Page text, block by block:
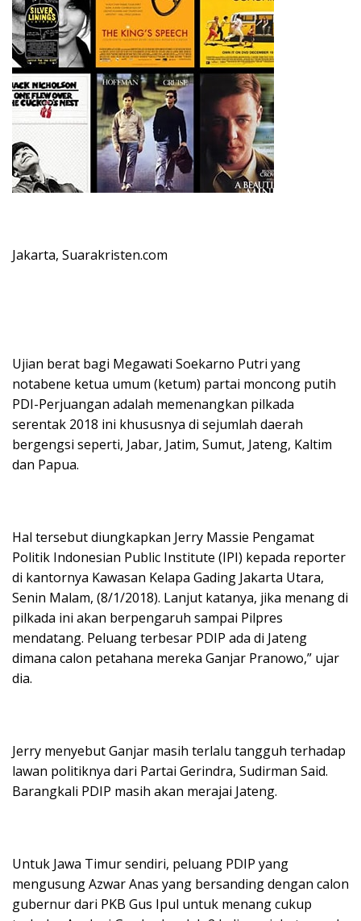
Jakarta, Suarakristen.com
Ujian berat bagi Megawati Soekarno Putri yang
notabene ketua umum (ketum) partai moncong putih
PDI-Perjuangan adalah memenangkan pilkada
serentak 2018 ini khususnya di sejumlah daerah
bergengsi seperti, Jabar, Jatim, Sumut, Jateng, Kaltim
dan Papua.
Hal tersebut diungkapkan Jerry Massie Pengamat
Politik Indonesian Public Institute (IPI) kepada reporter
di kantornya Kawasan Kelapa Gading Jakarta Utara,
Senin Malam, (8/1/2018). Lanjut katanya, jika menang di
pilkada ini akan berpengaruh sampai Pilpres
mendatang. Peluang terbesar PDIP ada di Jateng
dimana calon petahana mereka Ganjar Pranowo,” ujar
dia.
Jerry menyebut Ganjar masih terlalu tangguh terhadap
lawan politiknya dari Partai Gerindra, Sudirman Said.
Barangkali PDIP masih akan merajai Jateng.
Untuk Jawa Timur sendiri, peluang PDIP yang
mengusung Azwar Anas yang bersanding dengan calon
gubernur dari PKB Gus Ipul untuk menang cukup